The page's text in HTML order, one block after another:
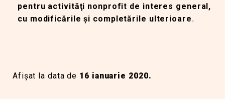
pentru activităţi nonprofit de interes general,
cu modificările şi completările ulterioare.
Afişat la data de 16 ianuarie 2020.